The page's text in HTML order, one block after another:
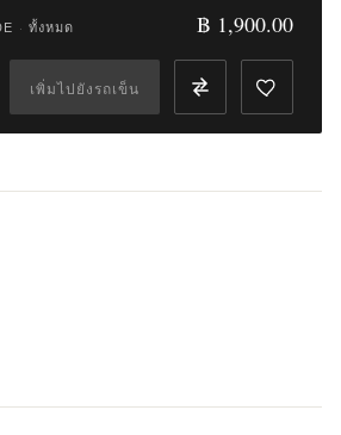
· ทั้งหมด ฿ 1,900.00
เพิ่มไปยังรถเข็น